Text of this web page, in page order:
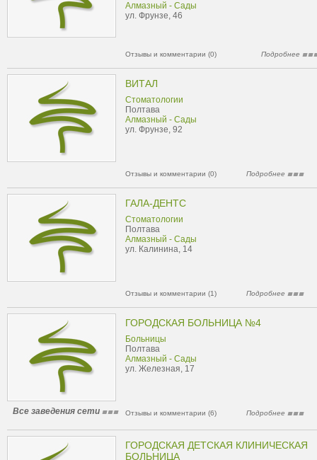
Алмазный - Сады
ул. Фрунзе, 46
Отзывы и комментарии (0) Подробнее
ВИТАЛ
Стоматологии
Полтава
Алмазный - Сады
ул. Фрунзе, 92
Отзывы и комментарии (0) Подробнее
ГАЛА-ДЕНТС
Стоматологии
Полтава
Алмазный - Сады
ул. Калинина, 14
Отзывы и комментарии (1) Подробнее
ГОРОДСКАЯ БОЛЬНИЦА №4
Больницы
Полтава
Алмазный - Сады
ул. Железная, 17
Все заведения сети Отзывы и комментарии (6) Подробнее
ГОРОДСКАЯ ДЕТСКАЯ КЛИНИЧЕСКАЯ
БОЛЬНИЦА